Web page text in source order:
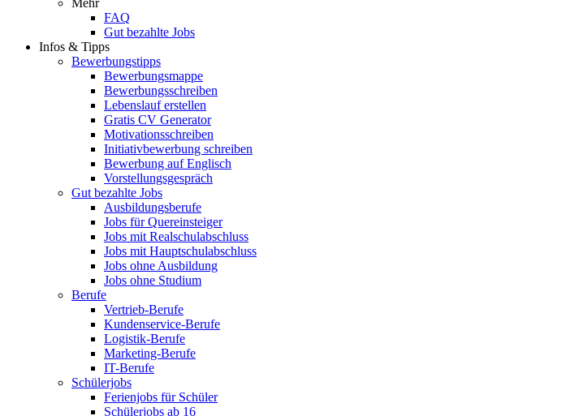
Mehr
FAQ
Gut bezahlte Jobs
Infos & Tipps
Bewerbungstipps
Bewerbungsmappe
Bewerbungsschreiben
Lebenslauf erstellen
Gratis CV Generator
Motivationsschreiben
Initiativbewerbung schreiben
Bewerbung auf Englisch
Vorstellungsgespräch
Gut bezahlte Jobs
Ausbildungsberufe
Jobs für Quereinsteiger
Jobs mit Realschulabschluss
Jobs mit Hauptschulabschluss
Jobs ohne Ausbildung
Jobs ohne Studium
Berufe
Vertrieb-Berufe
Kundenservice-Berufe
Logistik-Berufe
Marketing-Berufe
IT-Berufe
Schülerjobs
Ferienjobs für Schüler
Schülerjobs ab 16